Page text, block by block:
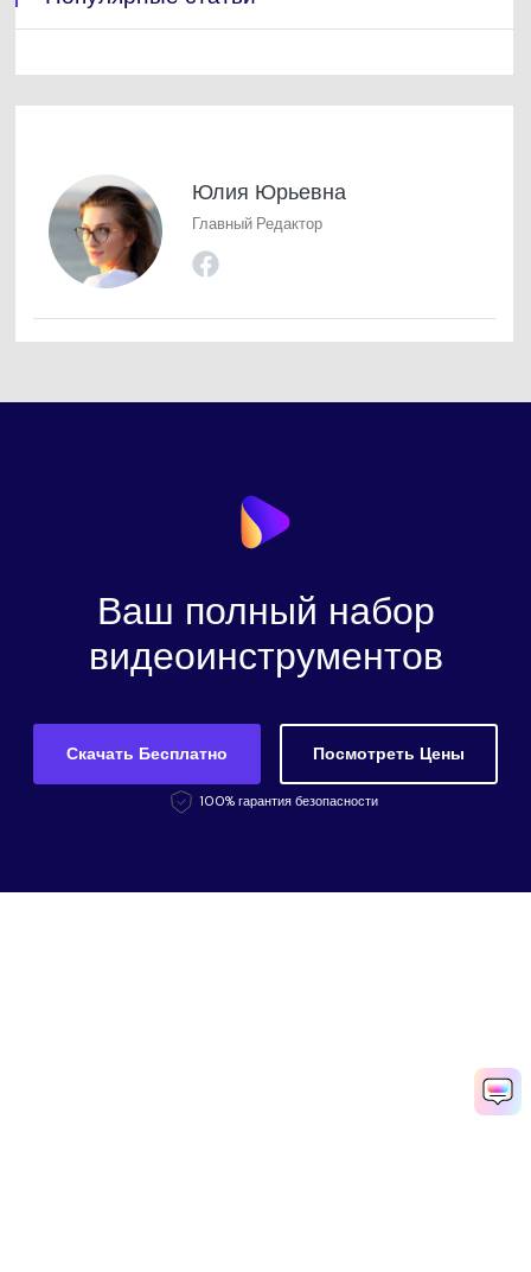
Юлия Юрьевна
Главный Редактор
Ваш полный набор
видеоинструментов
Скачать Бесплатно Посмотреть Цены
100% гарантия безопасности